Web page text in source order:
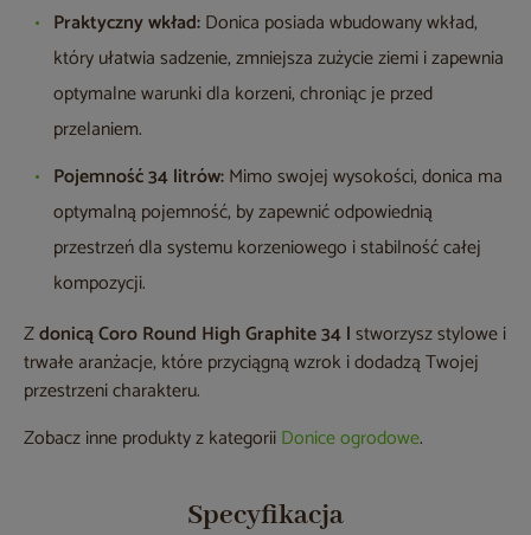
Praktyczny wkład:Donica posiada wbudowany wkład,
który ułatwia sadzenie, zmniejsza zużycie ziemi i zapewnia
optymalne warunki dla korzeni, chroniąc je przed
przelaniem.
Pojemność 34 litrów:Mimo swojej wysokości, donica ma
optymalną pojemność, by zapewnić odpowiednią
przestrzeń dla systemu korzeniowego i stabilność całej
kompozycji.
Zdonicą Coro Round High Graphite 34 lstworzysz stylowe i
trwałe aranżacje, które przyciągną wzrok i dodadzą Twojej
przestrzeni charakteru.
Zobacz inne produkty z kategoriiDonice ogrodowe.
Specyfikacja